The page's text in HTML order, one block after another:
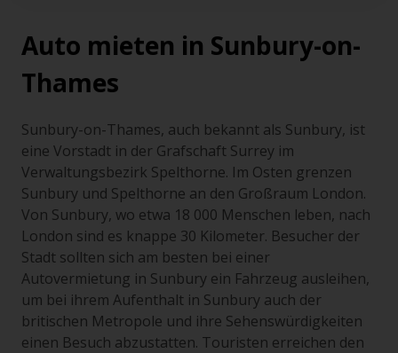
Auto mieten in Sunbury-on-
Thames
Sunbury-on-Thames, auch bekannt als Sunbury, ist
eine Vorstadt in der Grafschaft Surrey im
Verwaltungsbezirk Spelthorne. Im Osten grenzen
Sunbury und Spelthorne an den Großraum London.
Von Sunbury, wo etwa 18 000 Menschen leben, nach
London sind es knappe 30 Kilometer. Besucher der
Stadt sollten sich am besten bei einer
Autovermietung in Sunbury ein Fahrzeug ausleihen,
um bei ihrem Aufenthalt in Sunbury auch der
britischen Metropole und ihre Sehenswürdigkeiten
einen Besuch abzustatten. Touristen erreichen den